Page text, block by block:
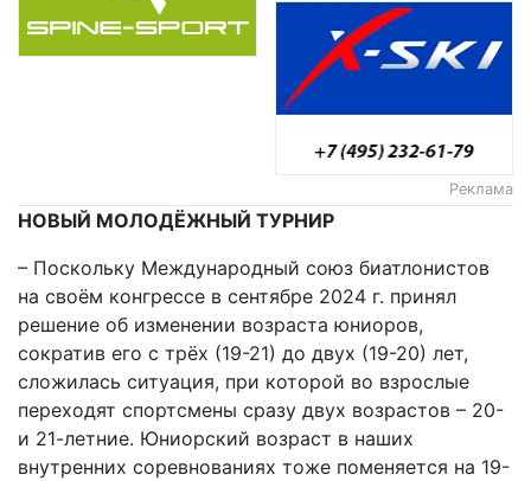
Реклама
НОВЫЙ МОЛОДЁЖНЫЙ ТУРНИР
– Поскольку Международный союз биатлонистов
на своём конгрессе в сентябре 2024 г. принял
решение об изменении возраста юниоров,
сократив его с трёх (19-21) до двух (19-20) лет,
сложилась ситуация, при которой во взрослые
переходят спортсмены сразу двух возрастов – 20-
и 21-летние. Юниорский возраст в наших
внутренних соревнованиях тоже поменяется на 19-